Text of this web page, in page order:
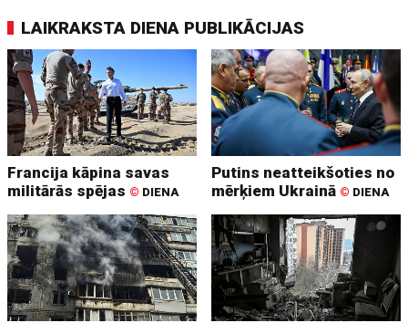
LAIKRAKSTA DIENA PUBLIKĀCIJAS
Francija kāpina savas
militārās spējas © DIENA
Putins neatteikšoties no
mērķiem Ukrainā © DIENA